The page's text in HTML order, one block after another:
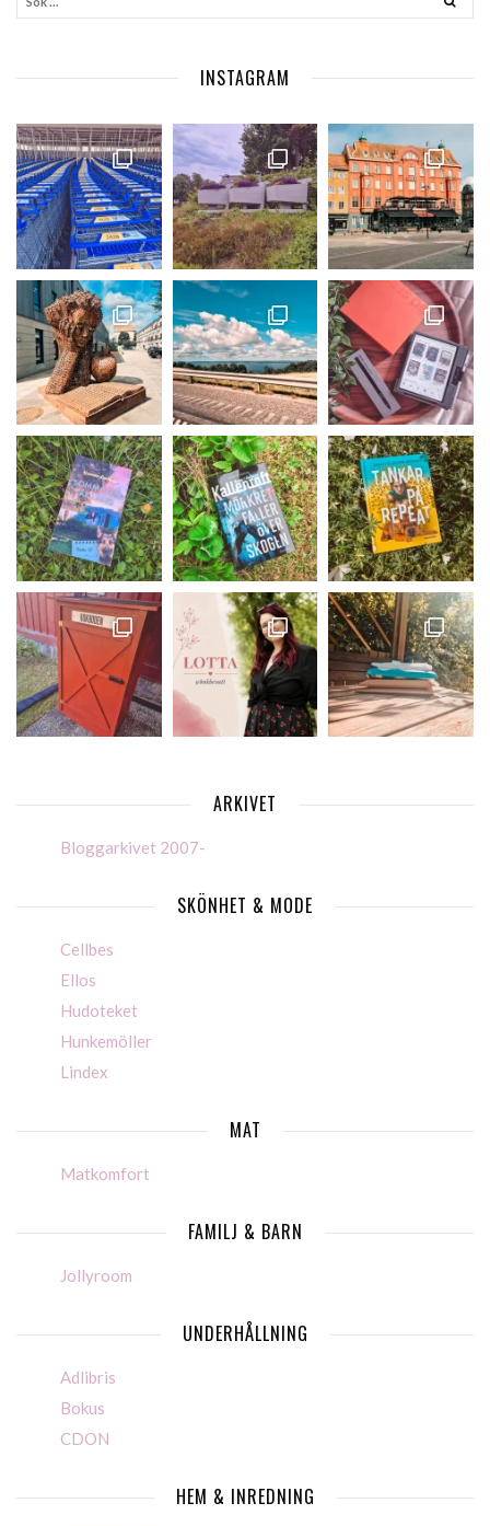
INSTAGRAM
ARKIVET
Bloggarkivet 2007-
SKÖNHET & MODE
Cellbes
Ellos
Hudoteket
Hunkemöller
Lindex
MAT
Matkomfort
FAMILJ & BARN
Jollyroom
UNDERHÅLLNING
Adlibris
Bokus
CDON
HEM & INREDNING